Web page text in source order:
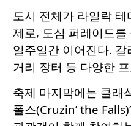
도시 전체가 라일락
제로, 도심 퍼레이드
일주일간 이어진다.
거리 장터 등 다양한
축제 마지막에는 클래
폴스(Cruzin’ the